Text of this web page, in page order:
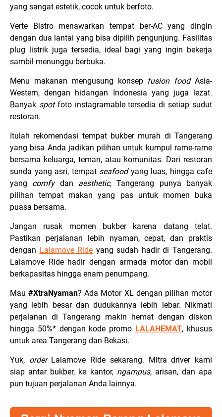
yang sangat estetik, cocok untuk berfoto.
Verte Bistro menawarkan tempat ber-AC yang dingin
dengan dua lantai yang bisa dipilih pengunjung. Fasilitas
plug listrik juga tersedia, ideal bagi yang ingin bekerja
sambil menunggu berbuka.
Menu makanan mengusung konsep fusion foodAsia-
Western, dengan hidangan Indonesia yang juga lezat.
Banyak spotfoto instagramable tersedia di setiap sudut
restoran.
Itulah rekomendasi tempat bukber murah di Tangerang
yang bisa Anda jadikan pilihan untuk kumpul rame-rame
bersama keluarga, teman, atau komunitas. Dari restoran
sunda yang asri, tempat seafoodyang luas, hingga cafe
yang comfydan aesthetic, Tangerang punya banyak
pilihan tempat makan yang pas untuk momen buka
puasa bersama.
Jangan rusak momen bukber karena datang telat.
Pastikan perjalanan lebih nyaman, cepat, dan praktis
dengan Lalamove Ride yang sudah hadir di Tangerang.
Lalamove Ride hadir dengan armada motor dan mobil
berkapasitas hingga enam penumpang.
Mau#XtraNyaman? Ada Motor XL dengan pilihan motor
yang lebih besar dan dudukannya lebih lebar. Nikmati
perjalanan di Tangerang makin hemat dengan diskon
hingga 50%* dengan kode promo LALAHEMAT, khusus
untuk area Tangerang dan Bekasi.
Yuk, orderLalamove Ride sekarang. Mitra driver kami
siap antar bukber, ke kantor, ngampus, arisan, dan apa
pun tujuan perjalanan Anda lainnya.